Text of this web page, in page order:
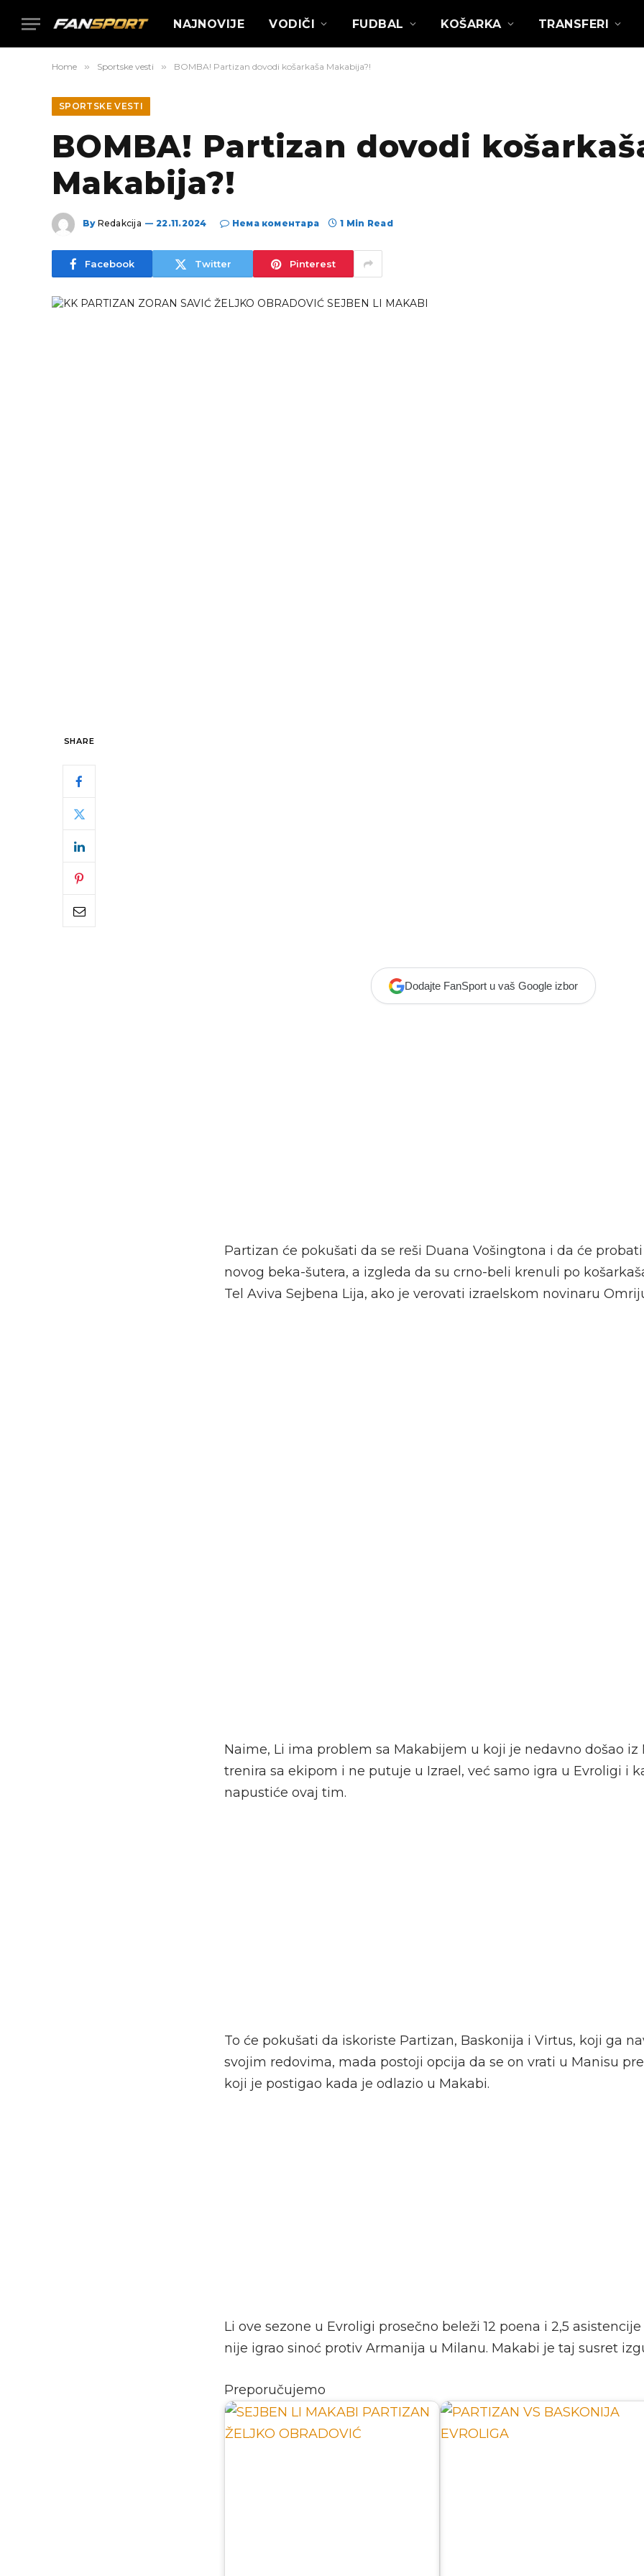
NAJNOVIJE VODIČI FUDBAL KOŠARKA TRANSFERI
Home » Sportske vesti » BOMBA! Partizan dovodi košarkaša Makabija?!
SPORTSKE VESTI
BOMBA! Partizan dovodi
Makabija?!
By Redakcija 22.11.2024 Нема коментара 1 Min Read
Facebook Twitter Pinterest
SHARE
Dodajte FanSport u vaš Google izbor
Partizan će pokušati da se reši Duana Vošingtona i da će
novog beka-šutera, a izgleda da su crno-beli krenuli po
Tel Aviva Sejbena Lija, ako je verovati izraelskom novinaru
Naime, Li ima problem sa Makabijem u koji je nedavno došao iz
trenira sa ekipom i ne putuje u Izrael, već samo igra u Evroligi i
napustiće ovaj tim.
To će pokušati da iskoriste Partizan, Baskonija i Virtus, koji ga
svojim redovima, mada postoji opcija da se on vrati u Manisu
koji je postigao kada je odlazio u Makabi.
Li ove sezone u Evroligi prosečno beleži 12 poena i 2,5
nije igrao sinoć protiv Armanija u Milanu. Makabi je taj susret
Preporučujemo